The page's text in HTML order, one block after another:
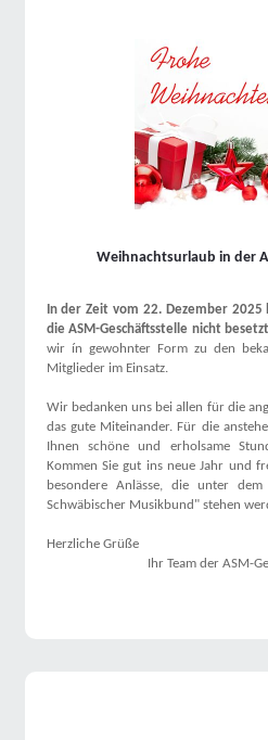
Weihnachtsurlaub in der
In der Zeit vom 22. Dezember 2025
die ASM-Geschäftsstelle nicht
wir ín gewohnter Form zu den
Mitglieder im Einsatz.
Wir bedanken uns bei allen für die
das gute Miteinander. Für die
Ihnen schöne und erholsame
Kommen Sie gut ins neue Jahr und
besondere Anlässe, die unter
Schwäbischer Musikbund" stehen
Herzliche Grüße
Ihr Team der ASM-